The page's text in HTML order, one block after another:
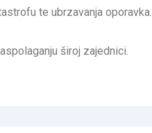
te ubrzavanja oporavka.
široj zajednici.